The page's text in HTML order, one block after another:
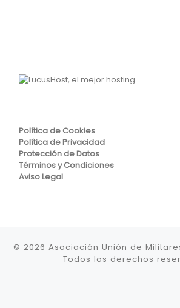
Política de Cookies
Política de Privacidad
Protección de Datos
Términos y Condiciones
Aviso Legal
© 2026 Asociación Unión de
Todos los derechos